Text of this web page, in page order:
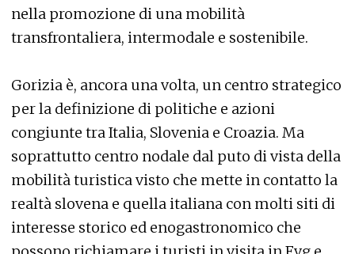
nella promozione di una mobilità
transfrontaliera, intermodale e sostenibile.
Gorizia è, ancora una volta, un centro strategico
per la definizione di politiche e azioni
congiunte tra Italia, Slovenia e Croazia. Ma
soprattutto centro nodale dal puto di vista della
mobilità turistica visto che mette in contatto la
realtà slovena e quella italiana con molti siti di
interesse storico ed enogastronomico che